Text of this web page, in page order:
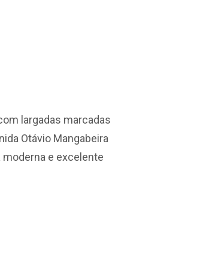
largadas marcadas
Otávio Mangabeira
e excelente